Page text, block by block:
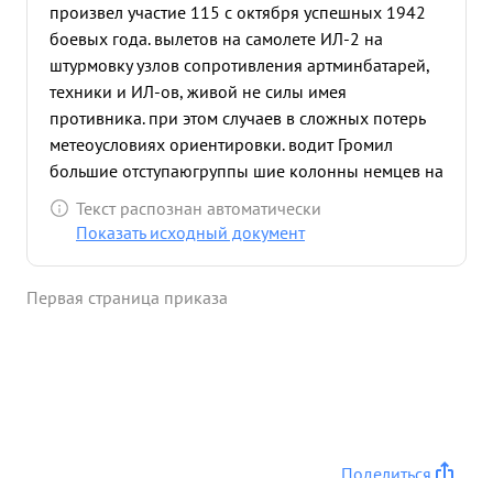
произвел участие 115 с октября успешных 1942
боевых года. вылетов на самолете ИЛ-2 на
штурмовку узлов сопротивления артминбатарей,
техники и ИЛ-ов, живой не силы имея
противника. при этом случаев в сложных потерь
метеоусловиях ориентировки. водит Громил
большие отступаюгруппы шие колонны немцев на
дорогах России, Белоруссии и Польши. Водил
большие группы самолетов ИЛ-2 в глубокий тыл
награжден орденами г. КРАСНАЯ ЗВЕЗДА" ГЕРОЙ "
Текст распознан автоматически
Показать исходный документ
Первая страница приказа
Поделиться